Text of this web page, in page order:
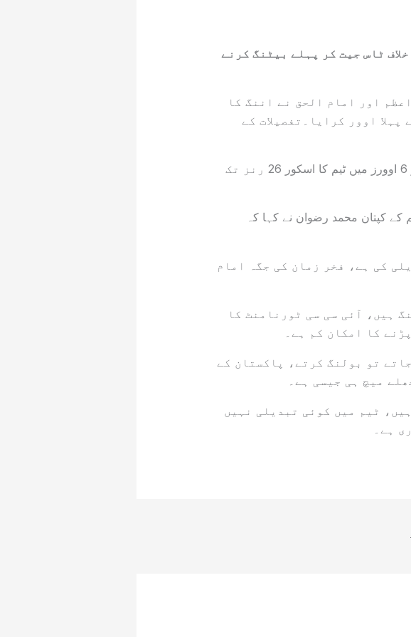
ٹاس جیت کر پہلے بیٹنگ کرنے
اور امام الحق نے اننگ کا
اوور کرایا۔تفصیلات کے
پاکستانی اوپنرز نے ذمے داری اور محتاط طریقے سے اننگ کا آغاز کیا اور 6 اوورز میں ٹیم کا اسکور 26 رنز تک
کپتان محمد رضوان نے کہا کہ
کی ہے، فخر زمان کی جگہ امام
ہیں، آئی سی سی ٹورنامنٹ کا
کا امکان کم ہے۔
تو بولنگ کرتے، پاکستان کے
میچ ہی جیسی ہے۔
ٹیم میں کوئی تبدیلی نہیں
ہے۔